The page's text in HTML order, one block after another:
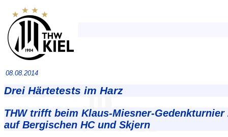
08.08.2014
Drei Härtetests im Harz
THW trifft beim Klaus-Miesner-Gedenkturnier
auf Bergischen HC und Skjern